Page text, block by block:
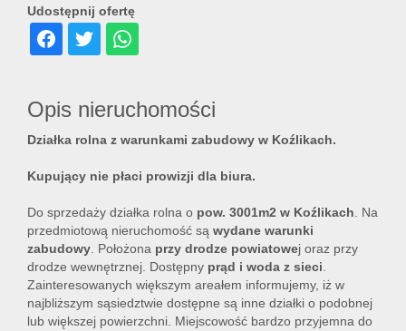
Udostępnij ofertę
Opis nieruchomości
Działka rolna z warunkami zabudowy w Koźlikach.
Kupujący nie płaci prowizji dla biura.
Do sprzedaży działka rolna o pow. 3001m2 w Koźlikach. Na
przedmiotową nieruchomość są wydane warunki
zabudowy. Położona przy drodze powiatowej oraz przy
drodze wewnętrznej. Dostępny prąd i woda z sieci.
Zainteresowanych większym areałem informujemy, iż w
najbliższym sąsiedztwie dostępne są inne działki o podobnej
lub większej powierzchni. Miejscowość bardzo przyjemna do